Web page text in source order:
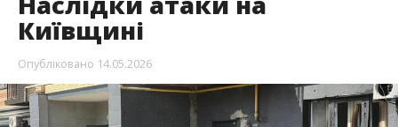
Київщині
Опубліковано 14.05.2026